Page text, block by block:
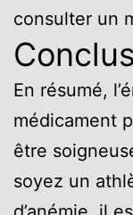
consulter un
En résumé,
médicament
être
soyez un